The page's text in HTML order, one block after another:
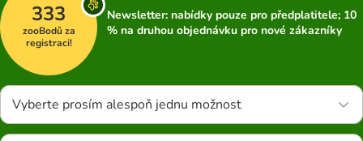
333
zooBodů za
registraci!
Newsletter: nabídky pouze pro předplatitele; 10
% na druhou objednávku pro nové zákazníky
Vyberte prosím alespoň jednu možnost